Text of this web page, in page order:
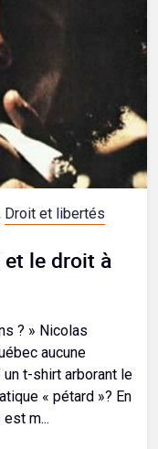
Droit et libertés
le droit à
? » Nicolas
aucune
un t-shirt arborant le
« pétard »? En
m...